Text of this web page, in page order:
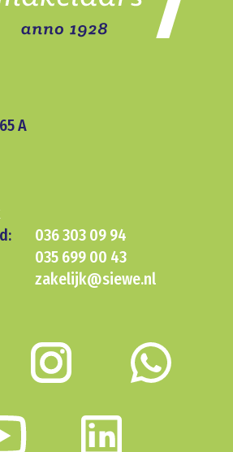
A
036 303 09 94
035 699 00 43
zakelijk@siewe.nl